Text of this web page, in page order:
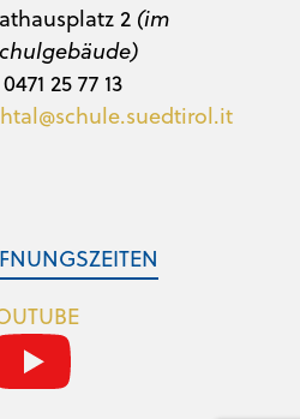
2 (im
25 77 13